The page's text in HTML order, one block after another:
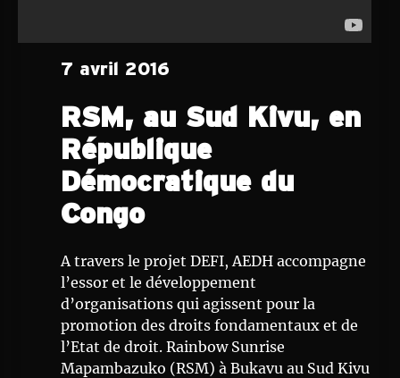
7 avril 2016
RSM, au Sud Kivu, en
République
Démocratique du
Congo
A travers le projet DEFI, AEDH accompagne
l’essor et le développement
d’organisations qui agissent pour la
promotion des droits fondamentaux et de
l’Etat de droit. Rainbow Sunrise
Mapambazuko (RSM) à Bukavu au Sud Kivu